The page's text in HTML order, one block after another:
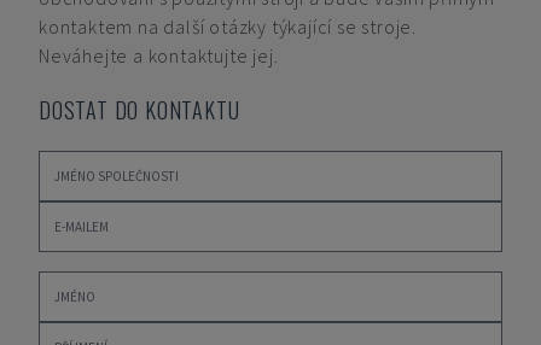
kontaktem na další otázky týkající se stroje.
Neváhejte a kontaktujte jej.
DOSTAT DO KONTAKTU